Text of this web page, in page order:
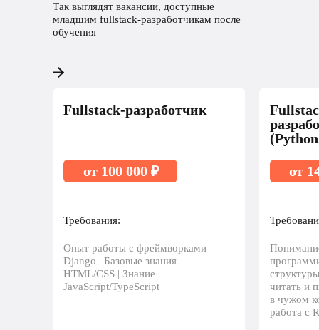
Так выглядят вакансии, доступные
младшим fullstack-разработчикам после
обучения
Fullstack-разработчик
Требования:
Опыт работы с фреймворками
Django | Базовые знания
HTML/CSS | Знание
JavaScript/TypeScript
от 100 000 ₽
читать и
в чужом
работа с
от